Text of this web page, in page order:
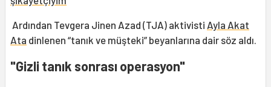
Ardından Tevgera Jinen Azad (TJA) aktivisti Ayla Akat
Ata dinlenen “tanık ve müşteki” beyanlarına dair söz aldı.
"Gizli tanık sonrası operasyon"